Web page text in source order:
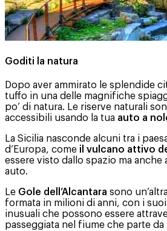
Goditi la natura
Dopo aver ammirato le splendide
tuffo in una delle magnifiche
po’ di natura. Le riserve naturali
accessibili usando la tua auto a
La Sicilia nasconde alcuni tra i
d’Europa, come il vulcano attivo
essere visto dallo spazio ma anche
auto.
Le Gole dell’Alcantara sono
formata in milioni di anni, con i
inusuali che possono essere
passeggiata nel fiume che parte da